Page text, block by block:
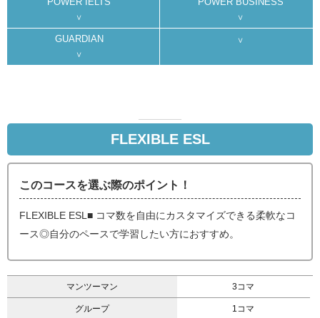
GUARDIAN
FLEXIBLE ESL
このコースを選ぶ際のポイント！
FLEXIBLE ESL■ コマ数を自由にカスタマイズできる柔軟なコ
ース◎自分のペースで学習したい方におすすめ。
マンツーマン 3コマ
グループ 1コマ